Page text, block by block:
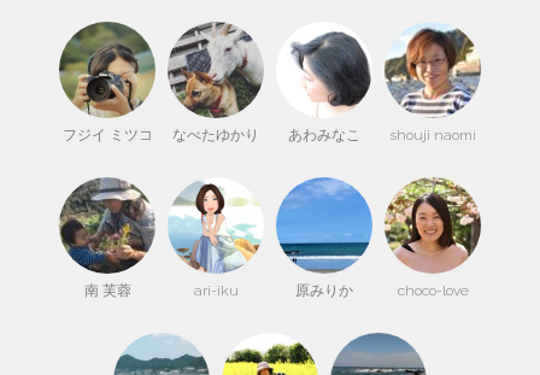
フジイ ミツコ なべたゆかり あわみなこ shouji naomi
南 芙蓉 ari-iku 原みりか choco-love